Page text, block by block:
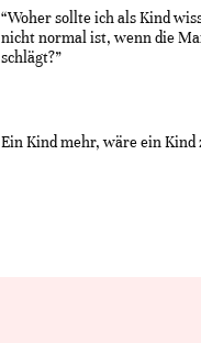
“Woher sollte ich als Kind
nicht normal ist, wenn die
schlägt?”
Ein Kind mehr, wäre ein Kind